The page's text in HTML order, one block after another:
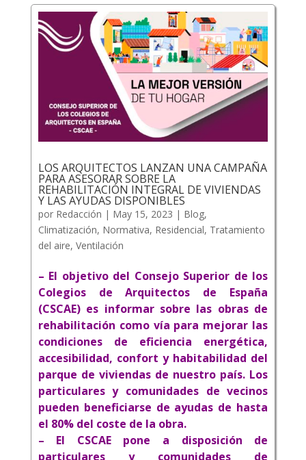
LOS ARQUITECTOS LANZAN UNA CAMPAÑA
PARA ASESORAR SOBRE LA
REHABILITACIÓN INTEGRAL DE VIVIENDAS
Y LAS AYUDAS DISPONIBLES
por Redacción | May 15, 2023 | Blog,
Climatización, Normativa, Residencial, Tratamiento
del aire, Ventilación
– El objetivo del Consejo Superior de los
Colegios de Arquitectos de España
(CSCAE) es informar sobre las obras de
rehabilitación como vía para mejorar las
condiciones de eficiencia energética,
accesibilidad, confort y habitabilidad del
parque de viviendas de nuestro país. Los
particulares y comunidades de vecinos
pueden beneficiarse de ayudas de hasta
el 80% del coste de la obra.
– El CSCAE pone a disposición de
particulares y comunidades de